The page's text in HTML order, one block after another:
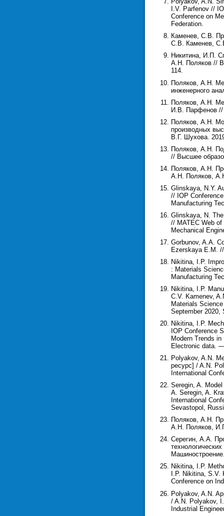
I.V. Parfenov //
Conference on
Federation.
Каменев, С.В.
С.В. Каменев,
Никитина, И.П.
А.Н. Поляков //
114.
Поляков, А.Н.
инженерного
Поляков, А.Н.
И.В. Парфенов //
Поляков, А.Н.
производных
В.Г. Шухова.
Поляков, А.Н.
// Высшее
Поляков, А.Н.
А.Н. Поляков,
Glinskaya, N.Y.
// IOP
Manufacturing
Glinskaya, N.
// MATEC Web of
Mechanical
Gorbunov, A.A.
Ezerskaya E.M.
Nikitina, I.P.
: Materials
Manufacturing
Nikitina, I.P.
C.V. Kamenev,
Materials
September 2020,
Nikitina, I.P.
IOP Conference
Modern Trends
Electronic data.
Polyakov, A.N.
ресурс] / A.N.
International
Seregin, A.
A. Seregin, A.
International
Sevastopol,
Поляков, А.Н.
А.Н. Поляков,
Серегин, А.А.
Nikitina, I.P.
I.P. Nikitina,
Conference on
Polyakov, A.N.
/ A.N. Polyakov,
Industrial